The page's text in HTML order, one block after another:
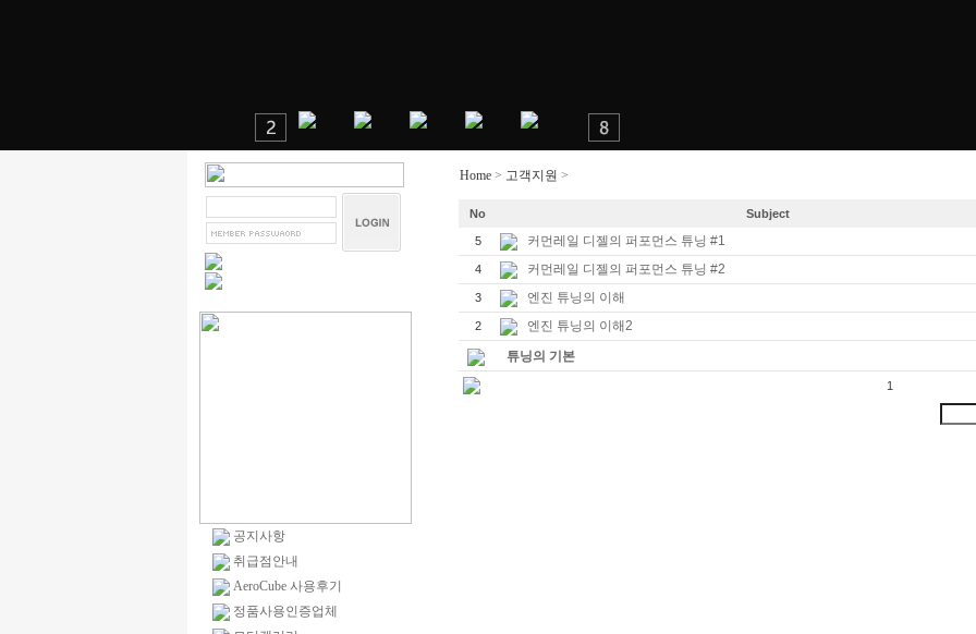
공지사항
취급점안내
AeroCube 사용후기
정품사용인증업체
Home > 고객지원 >
No Subject
5 커먼레일 디젤의 퍼포먼스 튜닝 #1
4 커먼레일 디젤의 퍼포먼스 튜닝 #2
3 엔진 튜닝의 이해
2 엔진 튜닝의 이해2
튜닝의 기본
1